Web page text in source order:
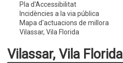
Pla d'Accessibilitat
Incidències a la via pública
Mapa d'actuacions de millora
Vilassar, Vila Florida
Vilassar, Vila Florida